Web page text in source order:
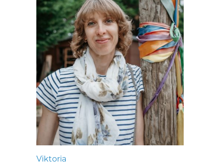
Viktoria